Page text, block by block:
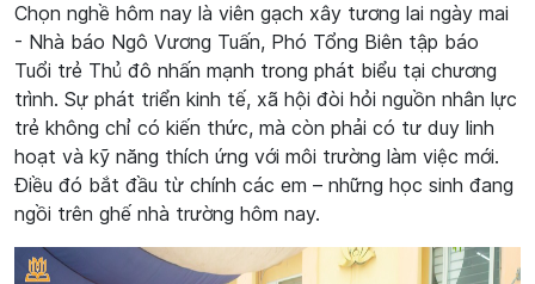
Chọn nghề hôm nay là viên gạch xây tương lai ngày mai
- Nhà báo Ngô Vương Tuấn, Phó Tổng Biên tập báo
Tuổi trẻ Thủ đô nhấn mạnh trong phát biểu tại chương
trình. Sự phát triển kinh tế, xã hội đòi hỏi nguồn nhân lực
trẻ không chỉ có kiến thức, mà còn phải có tư duy linh
hoạt và kỹ năng thích ứng với môi trường làm việc mới.
Điều đó bắt đầu từ chính các em – những học sinh đang
ngồi trên ghế nhà trường hôm nay.